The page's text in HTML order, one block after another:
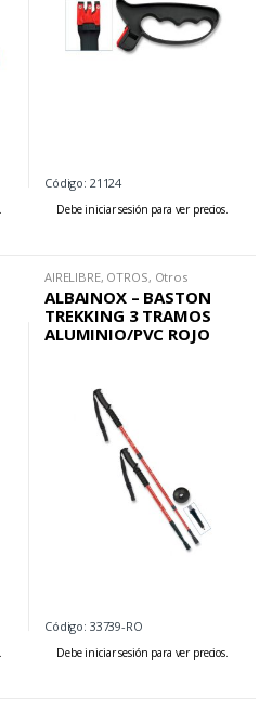
Código: 21124
Debe iniciar sesión para ver precios.
AIRELIBRE, OTROS, Otros
ALBAINOX – BASTON
TREKKING 3 TRAMOS
ALUMINIO/PVC ROJO
Código: 33739-RO
Debe iniciar sesión para ver precios.